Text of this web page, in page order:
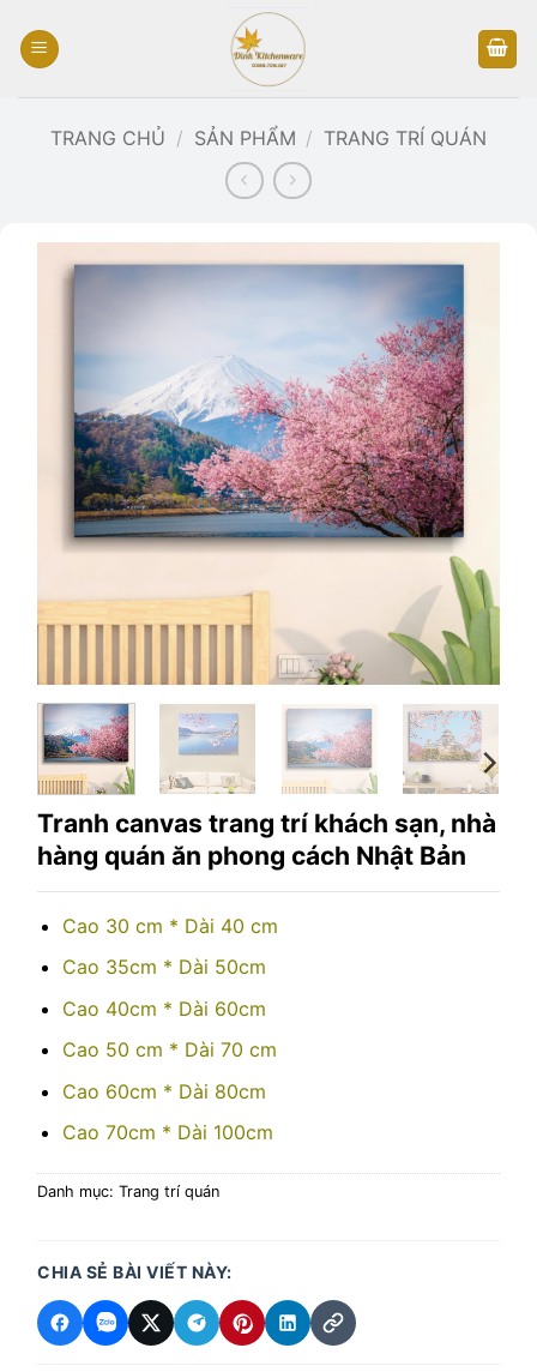
qua
dung
TRANG CHỦ / SẢN PHẨM / TRANG TRÍ QUÁN
Tranh canvas trang trí khách sạn, nhà
hàng quán ăn phong cách Nhật Bản
Cao 30 cm * Dài 40 cm
Cao 35cm * Dài 50cm
Cao 40cm * Dài 60cm
Cao 50 cm * Dài 70 cm
Cao 60cm * Dài 80cm
Cao 70cm * Dài 100cm
Danh mục: Trang trí quán
CHIA SẺ BÀI VIẾT NÀY: